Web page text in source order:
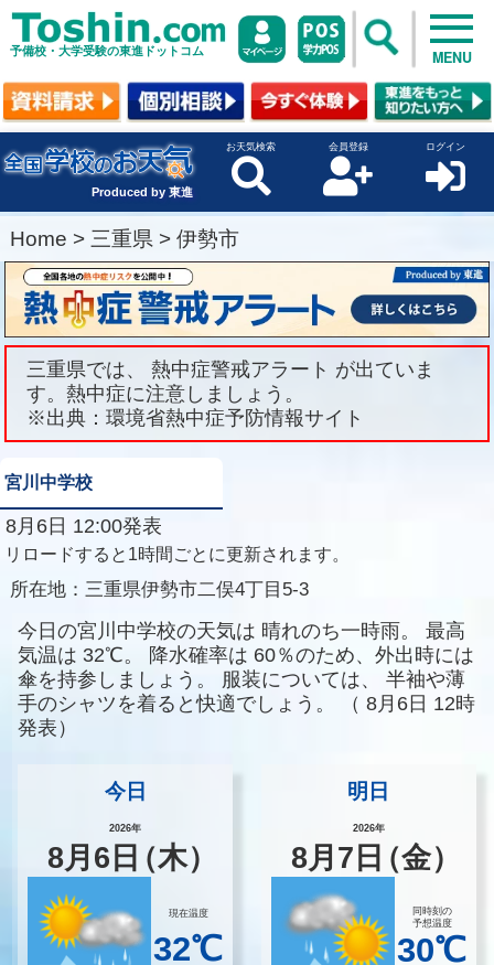
予備校・大学受験の東進ドットコム MENU
Produced by 東進
お天気検索 会員登録 ログイン
Home > 三重県 > 伊勢市
三重県では、 熱中症警戒アラート が出ていま
す。熱中症に注意しましょう。
※出典：環境省熱中症予防情報サイト
宮川中学校
8月6日 12:00発表
リロードすると1時間ごとに更新されます。
所在地： 三重県伊勢市二俣4丁目5-3
今日の宮川中学校の天気は 晴れのち一時雨。
最高
気温は 32℃。 降水確率は 60％のため、外出時には
傘を持参しましょう。
服装については、
半袖や薄
手のシャツを着ると快適でしょう。
（ 8月6日 12時
発表）
今日
2026年
8月 6 日（木）
現在温度
32℃
明日
2026年
8月 7 日（金）
同時刻の
予想温度
30℃